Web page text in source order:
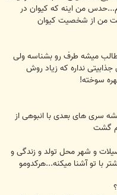
من اینه که کیوان در
من از شخصیت کیوان
طالب میشه طرف رو بشناسه ولی
نداره که زیاد روش
سوخته!
سری های بعدی با انبوهی از
گشت
و شهر محل تولد و زندگی و
با تو آشنا میکنه...هرکدومو